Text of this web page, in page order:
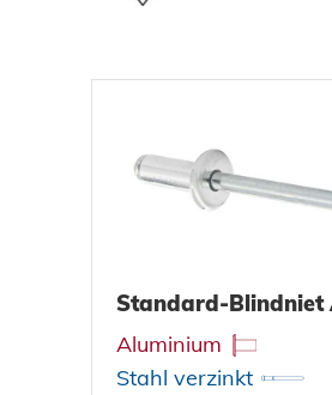
KONTAKT
Suche
Impressum
Standard-Blindniet
Aluminium
Stahl verzinkt